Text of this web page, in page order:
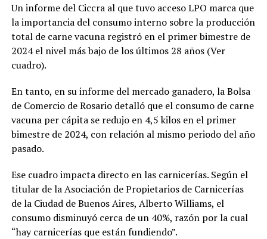
Un informe del Ciccra al que tuvo acceso LPO marca que
la importancia del consumo interno sobre la producción
total de carne vacuna registró en el primer bimestre de
2024 el nivel más bajo de los últimos 28 años (Ver
cuadro).
En tanto, en su informe del mercado ganadero, la Bolsa
de Comercio de Rosario detalló que el consumo de carne
vacuna per cápita se redujo en 4,5 kilos en el primer
bimestre de 2024, con relación al mismo periodo del año
pasado.
Ese cuadro impacta directo en las carnicerías. Según el
titular de la Asociación de Propietarios de Carnicerías
de la Ciudad de Buenos Aires, Alberto Williams, el
consumo disminuyó cerca de un 40%, razón por la cual
“hay carnicerías que están fundiendo”.